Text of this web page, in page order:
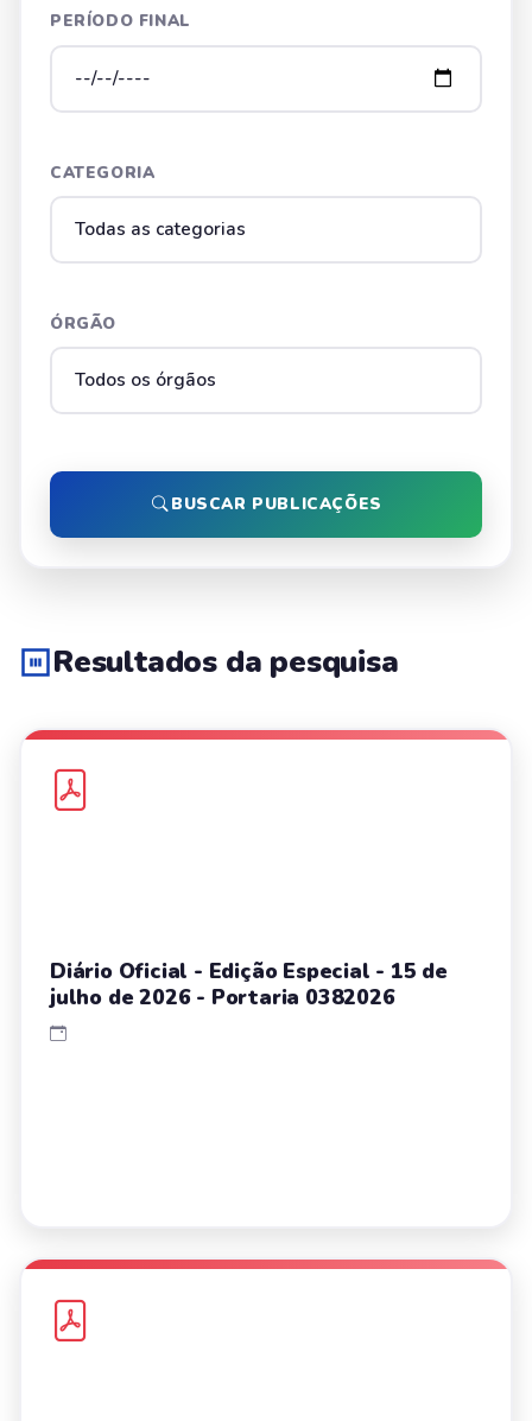
PERÍODO FINAL
CATEGORIA
ÓRGÃO
BUSCAR PUBLICAÇÕES
Resultados da pesquisa
Diário Oficial - Edição Especial - 15 de
julho de 2026 - Portaria 0382026